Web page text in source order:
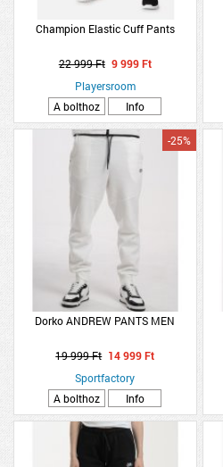
Champion Elastic Cuff Pants
22 999 Ft 9 999 Ft
Playersroom
A bolthoz
Info
Dorko ANDREW PANTS MEN
-25%
19 999 Ft 14 999 Ft
Sportfactory
A bolthoz
Info